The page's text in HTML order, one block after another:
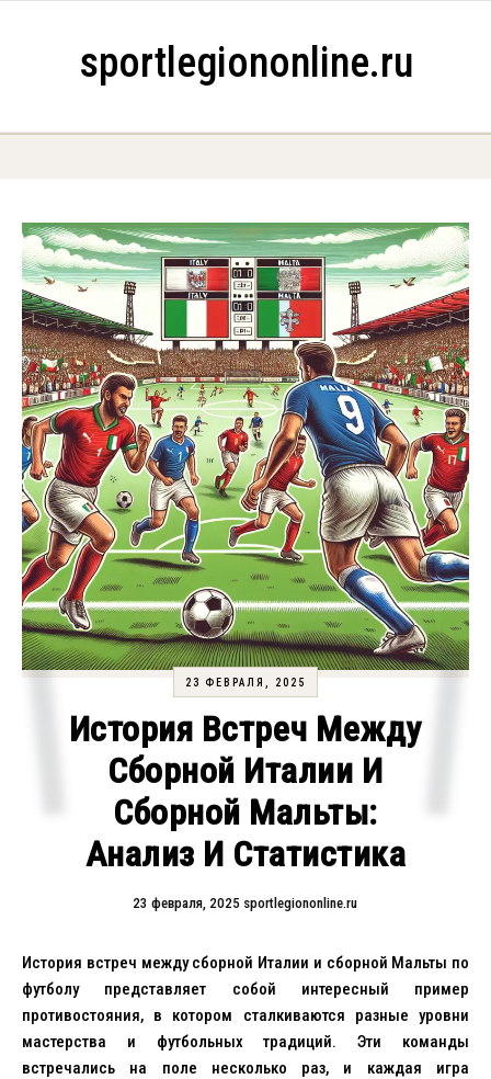
sportlegiononline.ru
23 ФЕВРАЛЯ, 2025
История Встреч Между
Сборной Италии И
Сборной Мальты:
Анализ И Статистика
23 февраля, 2025 sportlegiononline.ru
История встреч между сборной Италии и сборной Мальты по
футболу представляет собой интересный пример
противостояния, в котором сталкиваются разные уровни
мастерства и футбольных традиций. Эти команды
встречались на поле несколько раз, и каждая игра